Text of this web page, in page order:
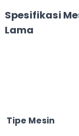
Spesifikasi
Lama
Tipe Mesin